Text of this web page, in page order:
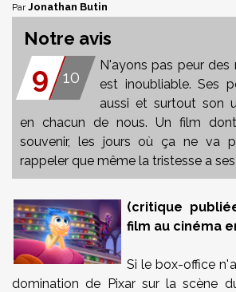
ParJonathan Butin
Notre avis
9 10
N'ayons pas peur des
est inoubliable. Ses
aussi et surtout son
en chacun de nous. Un film
souvenir, les jours où ça ne va
rappeler que même la tristesse a
(critique
film au cinéma
Si le box-office
domination de Pixar sur la scène